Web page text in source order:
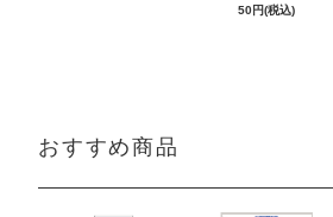
50円(税込)
おすすめ商品